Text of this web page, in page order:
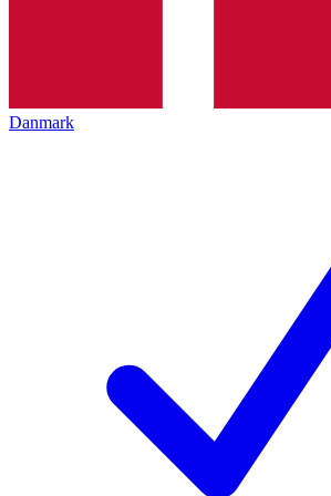
Danmark